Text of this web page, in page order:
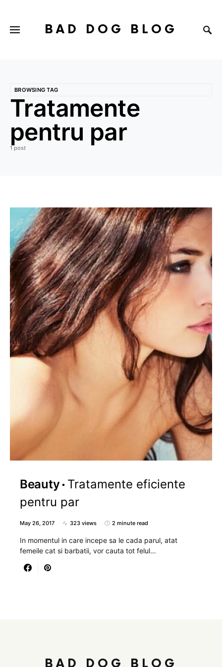
BAD DOG BLOG
BROWSING TAG
Tratamente
pentru par
1 post
Beauty Tratamente eficiente
pentru par
May 26, 2017 323 views 2 minute read
In momentul in care incepe sa le cada parul, atat
femeile cat si barbatii, vor cauta tot felul…
BAD DOG BLOG